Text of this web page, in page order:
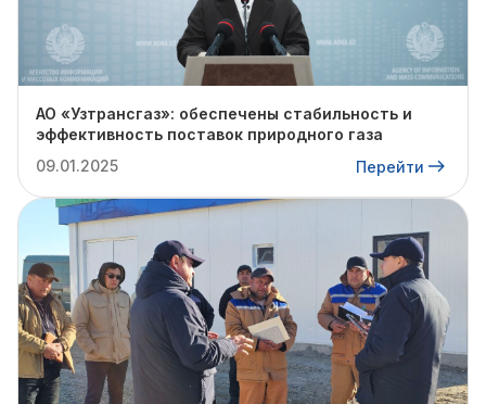
АО «Узтрансгаз»: обеспечены стабильность и
эффективность поставок природного газа
09.01.2025
Перейти